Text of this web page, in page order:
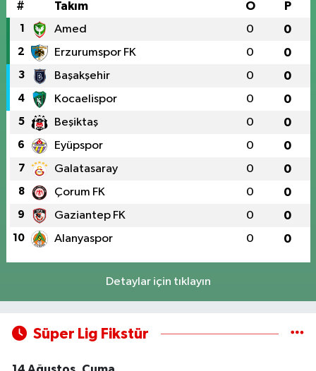
# Takım O P
1 Amed 0 0
2 Erzurumspor FK 0 0
3 Başakşehir 0 0
4 Kocaelispor 0 0
5 Beşiktaş 0 0
6 Eyüpspor 0 0
7 Galatasaray 0 0
8 Çorum FK 0 0
9 Gaziantep FK 0 0
10 Alanyaspor 0 0
Detaylar için tıklayın
Süper Lig Fikstür